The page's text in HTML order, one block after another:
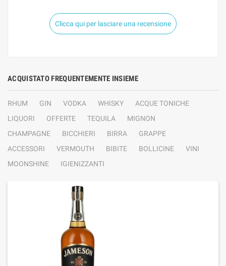
Clicca qui per lasciare una recensione
ACQUISTATO FREQUENTEMENTE INSIEME
RHUM GIN VODKA WHISKY
ACQUE TONICHE
LIQUORI
OFFERTE TEQUILA
MIGNON
CHAMPAGNE
BICCHIERI BIRRA
GRAPPE
ACCESSORI
VERMOUTH BIBITE BOLLICINE
VINI
MOONSHINE
IGIENIZZANTI